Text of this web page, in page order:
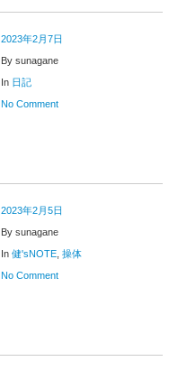
2023年2月7日
By sunagane
In 日記
No Comment
2023年2月5日
By sunagane
In 健'sNOTE 操体
No Comment